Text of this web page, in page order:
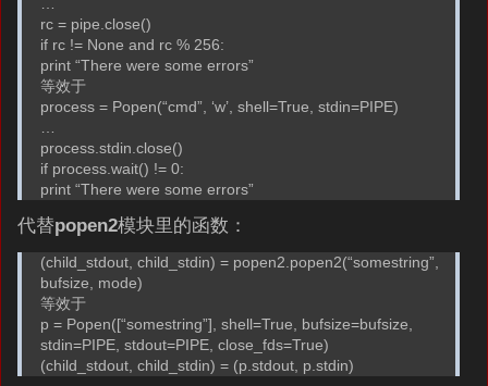
rc = pipe.close()
if rc != None and rc % 256:
print “There were some errors”
等效于
process = Popen(“cmd”, ‘w’, shell=True, stdin=PIPE)
process.stdin.close()
if process.wait() != 0:
print “There were some errors”
代替popen2模块里的函数：
(child_stdout, child_stdin) = popen2.popen2(“somestring”,
bufsize, mode)
等效于
p = Popen([“somestring”], shell=True, bufsize=bufsize,
stdin=PIPE, stdout=PIPE, close_fds=True)
(child_stdout, child_stdin) = (p.stdout, p.stdin)